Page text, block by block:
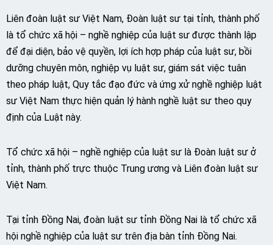
Liên đoàn luật sư Việt Nam, Đoàn luật sư tại tỉnh, thành phố
là tổ chức xã hội – nghề nghiệp của luật sư được thành lập
để đại diện, bảo vệ quyền, lợi ích hợp pháp của luật sư, bồi
dưỡng chuyên môn, nghiệp vụ luật sư, giám sát việc tuân
theo pháp luật, Quy tắc đạo đức và ứng xử nghề nghiệp luật
sư Việt Nam thực hiện quản lý hành nghề luật sư theo quy
định của Luật này.
Tổ chức xã hội – nghề nghiệp của luật sư là Đoàn luật sư ở
tỉnh, thành phố trực thuộc Trung ương và Liên đoàn luật sư
Việt Nam.
Tại tỉnh Đồng Nai, đoàn luật sư tỉnh Đồng Nai là tổ chức xã
hội nghề nghiệp của luật sư trên địa bàn tỉnh Đồng Nai.